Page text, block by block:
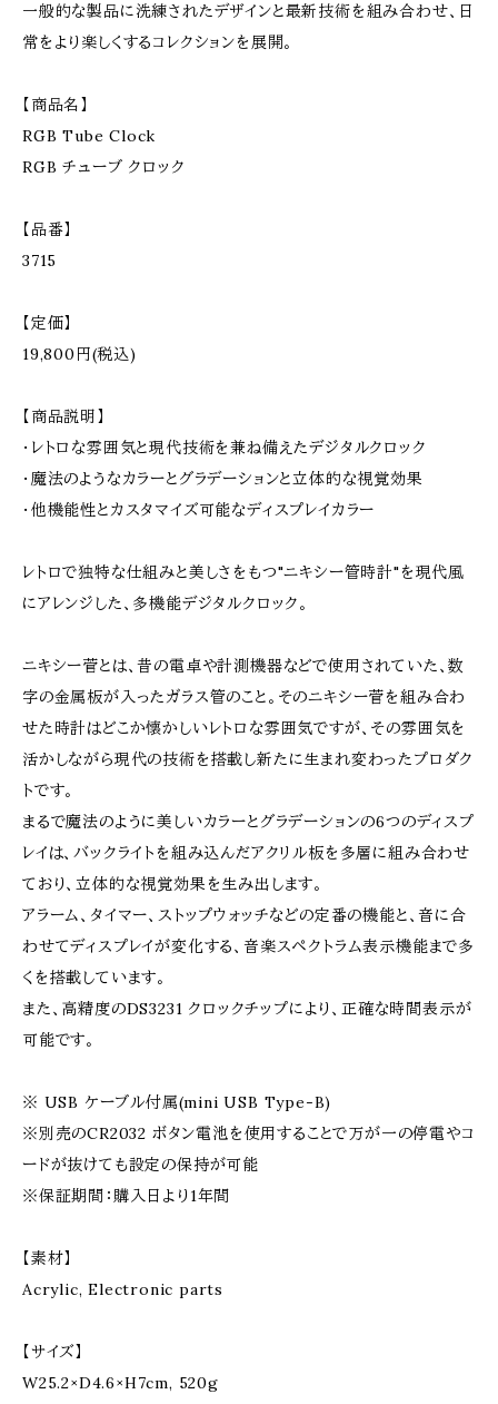
一般的な製品に洗練されたデザインと最新技術を組み合わせ、日
常をより楽しくするコレクションを展開。
【商品名】
RGB Tube Clock
RGB チューブ クロック
【品番】
3715
【定価】
19,800円(税込)
【商品説明】
・レトロな雰囲気と現代技術を兼ね備えたデジタルクロック
・魔法のようなカラーとグラデーションと立体的な視覚効果
・他機能性とカスタマイズ可能なディスプレイカラー
レトロで独特な仕組みと美しさをもつ"ニキシー管時計"を現代風
にアレンジした、多機能デジタルクロック。
ニキシー菅とは、昔の電卓や計測機器などで使用されていた、数
字の金属板が入ったガラス管のこと。そのニキシー菅を組み合わ
せた時計はどこか懐かしいレトロな雰囲気ですが、その雰囲気を
活かしながら現代の技術を搭載し新たに生まれ変わったプロダク
トです。
まるで魔法のように美しいカラーとグラデーションの6つのディスプ
レイは、バックライトを組み込んだアクリル板を多層に組み合わせ
ており、立体的な視覚効果を生み出します。
アラーム、タイマー、ストップウォッチなどの定番の機能と、音に合
わせてディスプレイが変化する、音楽スペクトラム表示機能まで多
くを搭載しています。
また、高精度のDS3231 クロックチップにより、正確な時間表示が
可能です。
※ USB ケーブル付属(mini USB Type-B)
※別売のCR2032 ボタン電池を使用することで万が一の停電やコ
ードが抜けても設定の保持が可能
※保証期間：購入日より1年間
【素材】
Acrylic, Electronic parts
【サイズ】
W25.2×D4.6×H7cm, 520g